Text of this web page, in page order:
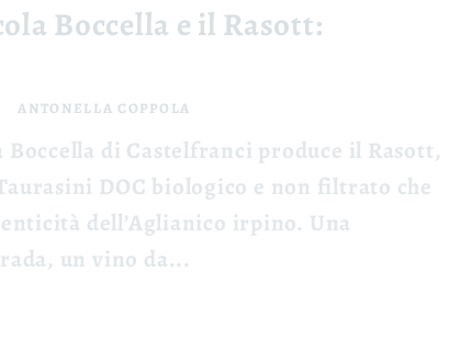
Boccella e il Rasott:
ANTONELLA COPPOLA
Boccella di Castelfranci produce il Rasott,
DOC biologico e non filtrato che
dell’Aglianico irpino. Una
un vino da...